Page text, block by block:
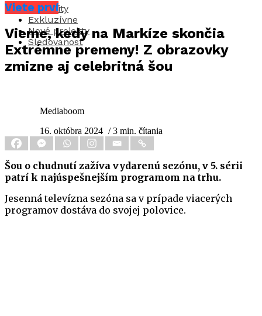
Aktuality
Exkluzívne
Nové projekty
Sledovanosť
Viete prví
Vieme, kedy na Markíze skončia
Extrémne premeny! Z obrazovky
zmizne aj celebritná šou
Mediaboom
16. októbra 2024 / 3 min. čítania
Šou o chudnutí zažíva vydarenú sezónu, v 5. sérii
patrí k najúspešnejším programom na trhu.
Jesenná televízna sezóna sa v prípade viacerých
programov dostáva do svojej polovice.